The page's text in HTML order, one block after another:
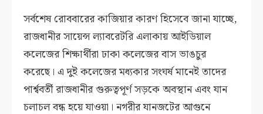
সর্বশেষ রোববারের কাজিয়ার কারণ হিসেবে জানা যাচ্ছে,
রাজধানীর সায়েন্স ল্যাবরেটরি এলাকায় আইডিয়াল
কলেজের শিক্ষার্থীরা ঢাকা কলেজের বাস ভাঙচুর
করেছে। এ দুই কলেজের মধ্যকার সংঘর্ষ মানেই তাদের
পার্শ্ববর্তী রাজধানীর গুরুত্বপূর্ণ সড়কে অবস্থান এবং যান
চলাচল বন্ধ হয়ে যাওয়া। নগরীর যানজটের আগুনে